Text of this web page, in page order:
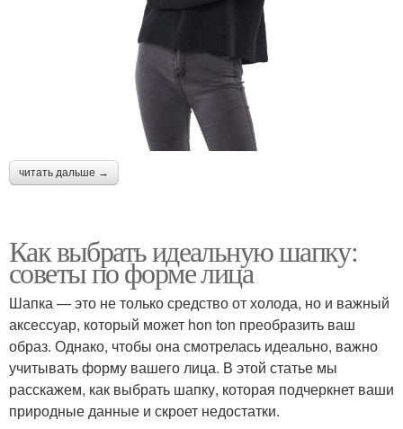
читать дальше →
Как выбрать идеальную шапку:
советы по форме лица
Шапка — это не только средство от холода, но и важный
аксессуар, который может hon ton преобразить ваш
образ. Однако, чтобы она смотрелась идеально, важно
учитывать форму вашего лица. В этой статье мы
расскажем, как выбрать шапку, которая подчеркнет ваши
природные данные и скроет недостатки.